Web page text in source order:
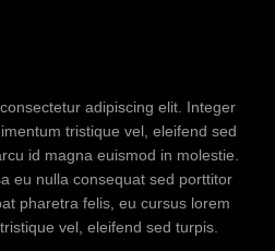
adipiscing elit. Integer
tristique vel, eleifend sed
id magna euismod in molestie.
eu nulla consequat sed porttitor
pharetra felis, eu cursus lorem
vel, eleifend sed turpis.